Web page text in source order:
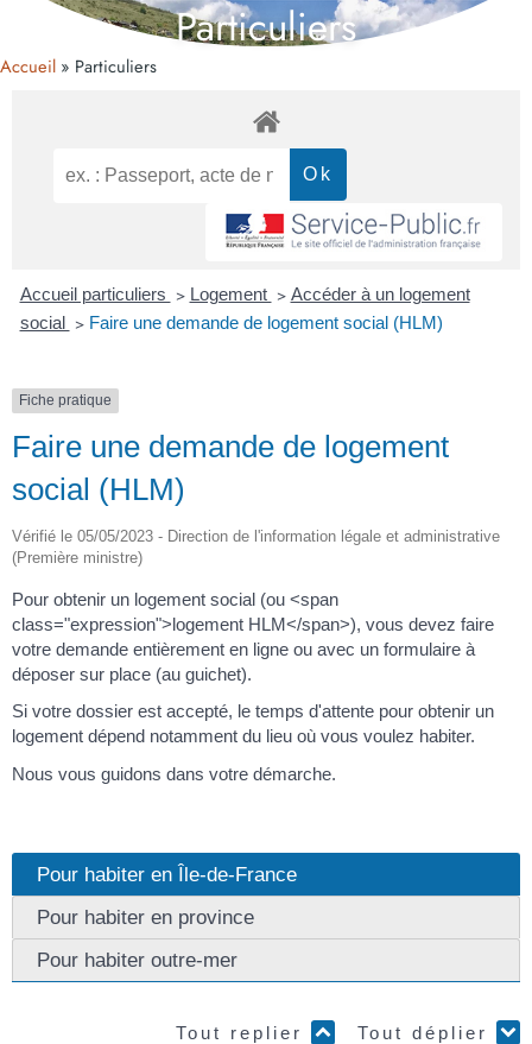
Particuliers
Accueil Particuliers
Accueil particuliers > Logement > Accéder à un logement
social > Faire une demande de logement social (HLM)
Fiche pratique
Faire une demande de logement
social (HLM)
Vérifié le 05/05/2023 - Direction de l'information légale et administrative
(Première ministre)
Pour obtenir un logement social (ou <span
class="expression">logement HLM</span>), vous devez faire
votre demande entièrement en ligne ou avec un formulaire à
déposer sur place (au guichet).
Si votre dossier est accepté, le temps d'attente pour obtenir un
logement dépend notamment du lieu où vous voulez habiter.
Nous vous guidons dans votre démarche.
Pour habiter en Île-de-France
Pour habiter en province
Pour habiter outre-mer
Tout replier Tout déplier